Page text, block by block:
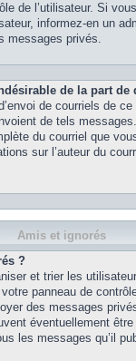
de l’utilisateur. Si
informez-en un
messages privés.
de la part de
de courriels de
de tels
du courriel que
sur l’auteur du
Amis et ignorés
?
et trier les
panneau de
des messages
éventuellement
les messages qu’il